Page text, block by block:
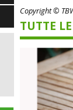
Copyright ©
TUTTE